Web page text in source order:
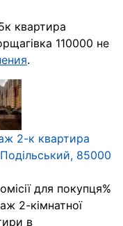
квартира
110000 не
.
2-к квартира
Подільський, 85000
для покупця%
2-кімнатної
в